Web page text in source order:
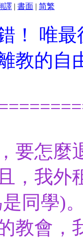
譯 | 書面 | 简繁
！
唯最
教的自
要怎麼
，我外
同學)
教會，